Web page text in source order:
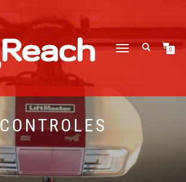
CAMBIAR
0
CONTROLES